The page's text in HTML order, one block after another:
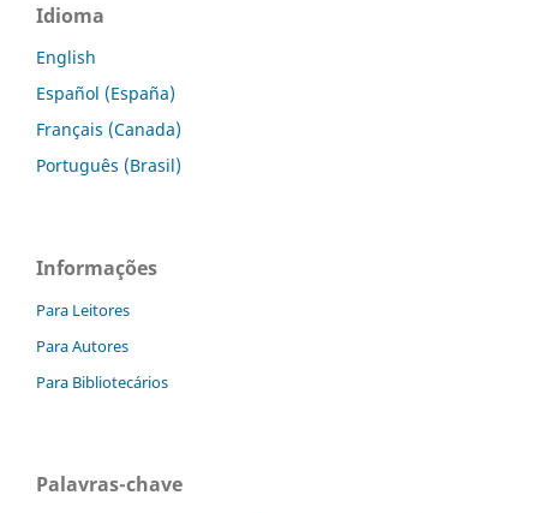
Idioma
English
Español (España)
Français (Canada)
Português (Brasil)
Informações
Para Leitores
Para Autores
Para Bibliotecários
Palavras-chave